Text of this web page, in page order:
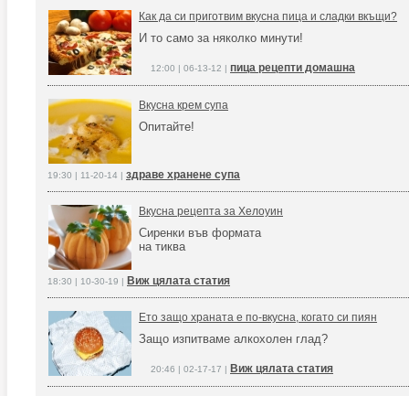
Как да си приготвим вкусна пица и сладки вкъщи?
И то само за няколко минути!
12:00 | 06-13-12 | пица рецепти домашна
Вкусна крем супа
Опитайте!
19:30 | 11-20-14 | здраве хранене супа
Вкусна рецепта за Хелоуин
Сиренки във формата
на тиква
18:30 | 10-30-19 | Виж цялата статия
Ето защо храната е по-вкусна, когато си пиян
Защо изпитваме алкохолен глад?
20:46 | 02-17-17 | Виж цялата статия